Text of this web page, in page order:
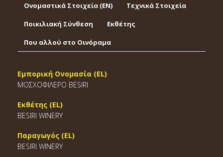
Ονομαστικά Στοιχεία (EΝ) Τεχνικά Στοιχεία
Ποικιλιακή Σύνθεση Εκθέτης
Που αλλού στο Οινόραμα
Εμπορική Ονομασία (EL)
ΜΟΣΧΟΦΙΛΕΡΟ BESIRI
Εκθέτης (EL)
BESIRI WINERY
Παραγωγός (EL)
BESIRI WINERY